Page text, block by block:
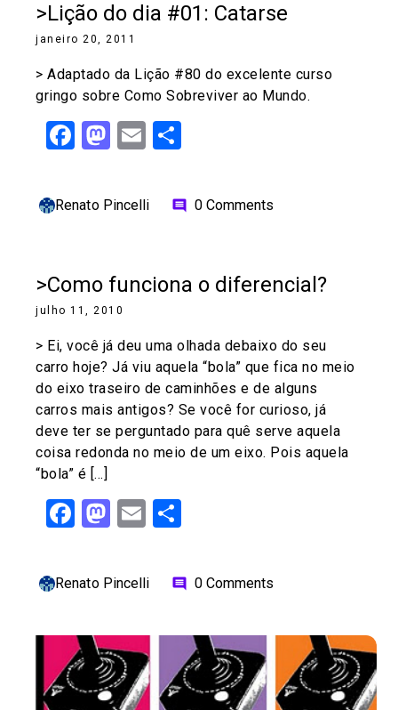
>Lição do dia #01: Catarse
janeiro 20, 2011
> Adaptado da Lição #80 do excelente curso
gringo sobre Como Sobreviver ao Mundo.
Facebook
Mastodon
Email
Renato Pincelli comment 0 Comments
>Como funciona o diferencial?
julho 11, 2010
> Ei, você já deu uma olhada debaixo do seu
carro hoje? Já viu aquela “bola” que fica no meio
do eixo traseiro de caminhões e de alguns
carros mais antigos? Se você for curioso, já
deve ter se perguntado para quê serve aquela
coisa redonda no meio de um eixo. Pois aquela
“bola” é […]
Facebook
Mastodon
Email
Renato Pincelli comment 0 Comments